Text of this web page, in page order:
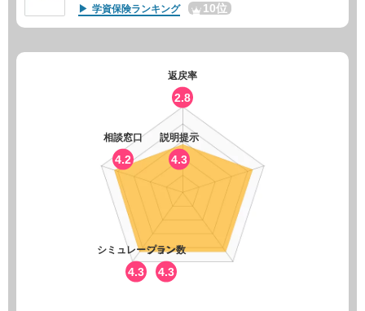
学資保険ランキング 10位
返戻率
2.8
説明提示
4.3
プラン数
4.3
シミュレーション
4.3
相談窓口
4.2